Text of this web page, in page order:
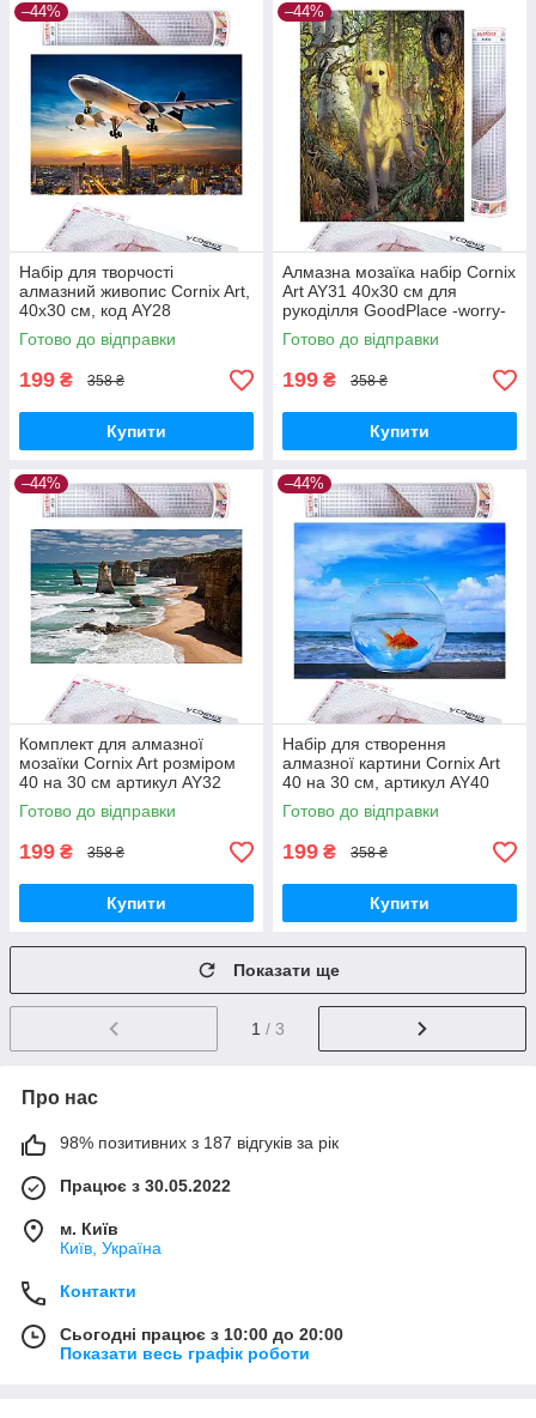
–44%
Набір для творчості
алмазний живопис Cornix Art,
40х30 см, код AY28
GoodPlace -worry-free-
shopping-
Готово до відправки
199 ₴ 358 ₴
Купити
–44%
Алмазна мозаїка набір Cornix
Art AY31 40x30 см для
рукоділля GoodPlace -worry-
free-shopping-
Готово до відправки
199 ₴ 358 ₴
Купити
–44%
Комплект для алмазної
мозаїки Cornix Art розміром
40 на 30 см артикул AY32
GoodPlace -worry-free-
shopping-
Готово до відправки
199 ₴ 358 ₴
Купити
–44%
Набір для створення
алмазної картини Cornix Art
40 на 30 см, артикул AY40
GoodPlace -worry-free-
shopping-
Готово до відправки
199 ₴ 358 ₴
Купити
Показати ще
1 / 3
Про нас
98% позитивних з 187 відгуків за рік
Працює з 30.05.2022
м. Київ
Київ, Україна
Контакти
Сьогодні працює з 10:00 до 20:00
Показати весь графік роботи